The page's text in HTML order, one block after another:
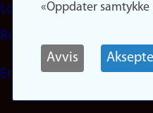
Logg inn
Rediger din ansattside
English
«Oppdater
Avvis